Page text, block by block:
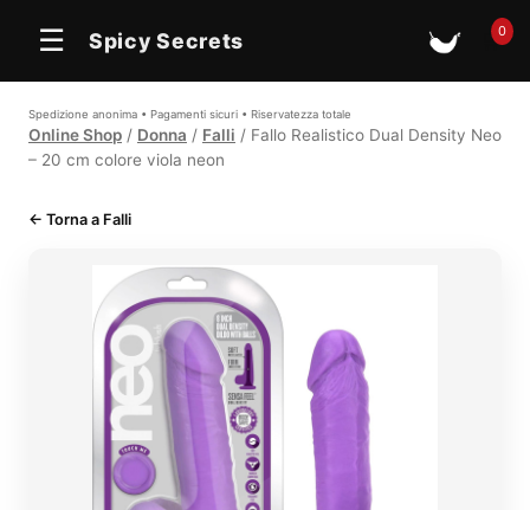
☰ Spicy Secrets 🛒0
Spedizione anonima • Pagamenti sicuri • Riservatezza totale
Online Shop / Donna / Falli / Fallo Realistico Dual Density Neo
– 20 cm colore viola neon
← Torna a Falli
In